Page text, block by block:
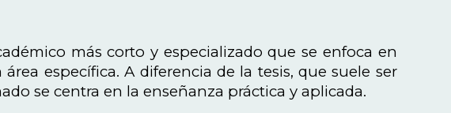
más corto y especializado que se enfoca en
específica. A diferencia de la tesis, que suele ser
se centra en la enseñanza práctica y aplicada.